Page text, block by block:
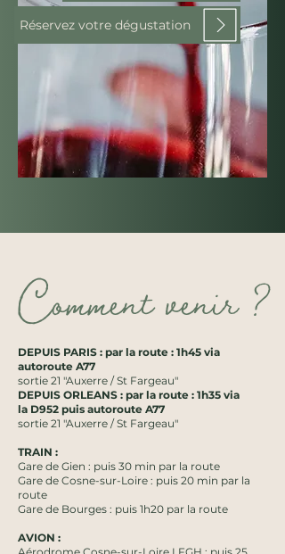
Réservez votre dégustation
Comment venir ?
DEPUIS PARIS : par la route : 1h45 via
autoroute A77
sortie 21 "Auxerre / St Fargeau"
DEPUIS ORLEANS : par la route : 1h35 via
la D952 puis autoroute A77
sortie 21 "Auxerre / St Fargeau"
TRAIN :
Gare de Gien : puis 30 min par la route
Gare de Cosne-sur-Loire : puis 20 min par la
route
Gare de Bourges : puis 1h20 par la route
AVION :